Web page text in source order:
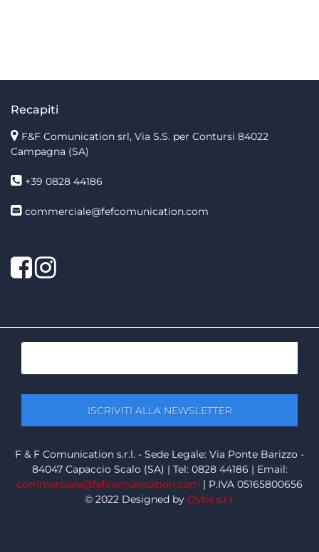
Recapiti
F&F Comunication srl, Via S.S. per Contursi 84022
Campagna (SA)
+39 0828 44186
commerciale@fefcomunication.com
Facebook
Twitter
F & F Comunication s.r.l. - Sede Legale: Via Ponte Barizzo -
84047 Capaccio Scalo (SA) | Tel: 0828 44186 | Email:
commerciale@fefcomunication.com | P.IVA 05165800656
© 2022 Designed by Oytis s.r.l.